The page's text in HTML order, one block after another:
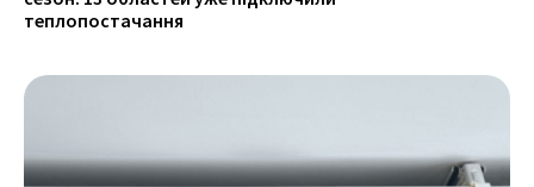
теплопостачання